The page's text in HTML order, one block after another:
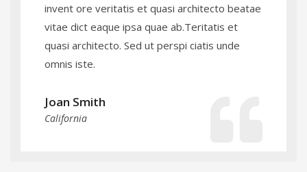
invent ore veritatis et quasi architecto beatae
vitae dict eaque ipsa quae ab.Teritatis et
quasi architecto. Sed ut perspi ciatis unde
omnis iste.
Joan Smith
California